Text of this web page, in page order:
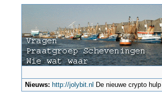
Nieuws: http://jolybit.nl De nieuwe crypto hulp